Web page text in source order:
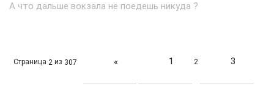
А что дальше вокзала не поедешь никуда ?
Страница 2 из 307 « 1 2 3